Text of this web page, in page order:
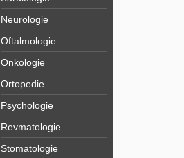
Neurologie
Oftalmologie
Onkologie
Ortopedie
Psychologie
Revmatologie
Stomatologie